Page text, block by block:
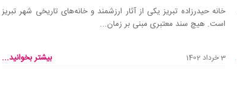
خانه حیدرزاده تبریز یکی از آثار ارزشمند و خانه‌های تاریخی شهر تبریز
است. هیچ سند معتبری مبنی بر زمان...
3 خرداد 1402 بیشتر بخوانید...